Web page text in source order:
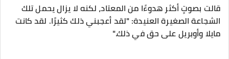
قالت بصوتٍ أكثر هدوءًا من المعتاد، لكنه لا يزال يحمل تلك
الشجاعة الصغيرة العنيدة: "لقد أعجبني ذلك كثيرًا. لقد كانت
مايلا وأوبريل على حق في ذلك."